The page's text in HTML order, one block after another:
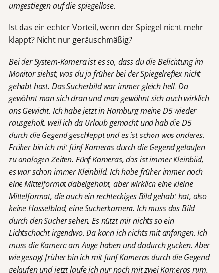
umgestiegen auf die spiegellose.
Ist das ein echter Vorteil, wenn der Spiegel nicht mehr
klappt? Nicht nur geräuschmäßig?
Bei der System-Kamera ist es so, dass du die Belichtung im
Monitor siehst, was du ja früher bei der Spiegelreflex nicht
gehabt hast. Das Sucherbild war immer gleich hell. Da
gewöhnt man sich dran und man gewöhnt sich auch wirklich
ans Gewicht. Ich habe jetzt in Hamburg meine D5 wieder
rausgeholt, weil ich da Urlaub gemacht und hab die D5
durch die Gegend geschleppt und es ist schon was anderes.
Früher bin ich mit fünf Kameras durch die Gegend gelaufen
zu analogen Zeiten. Fünf Kameras, das ist immer Kleinbild,
es war schon immer Kleinbild. Ich habe früher immer noch
eine Mittelformat dabeigehabt, aber wirklich eine kleine
Mittelformat, die auch ein rechteckiges Bild gehabt hat, also
keine Hasselblad, eine Sucherkamera. Ich muss das Bild
durch den Sucher sehen. Es nützt mir nichts so ein
Lichtschacht irgendwo. Da kann ich nichts mit anfangen. Ich
muss die Kamera am Auge haben und dadurch gucken. Aber
wie gesagt früher bin ich mit fünf Kameras durch die Gegend
gelaufen und jetzt laufe ich nur noch mit zwei Kameras rum.